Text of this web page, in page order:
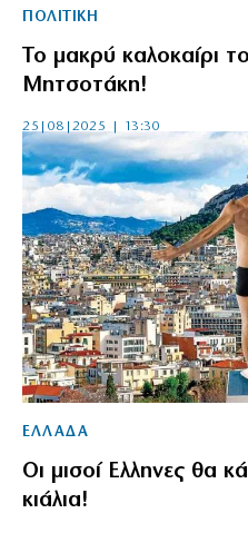
ΠΟΛΙΤΙΚΗ
Το μακρύ καλοκαίρι
Μητσοτάκη!
25|08|2025 | 13:30
ΕΛΛΑΔΑ
Οι μισοί Ελληνες θα
κιάλια!